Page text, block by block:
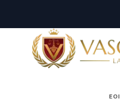
Vasquez Law Firm -